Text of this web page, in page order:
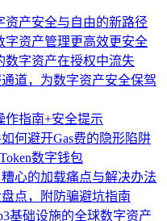
资产安全与自由的新路径
字资产管理更高效更安全
数字资产在授权中流失
道，为数字资产安全保驾
作指南+安全提示
何避开Gas费的隐形陷阱
数字钱包
心的加载痛点与解决办法
点，附防骗避坑指南
基础设施的全球数字资产